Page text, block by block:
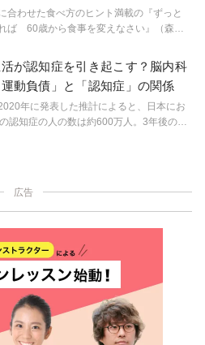
は？
合わせた食べ方のヒント満載の『ずっと
ば 60歳から食事を変えなさい』（森由
かれています。今回はあまり聞き慣れな
イン」という成分と、その増加予防につ
ントをいただきました。ホモシステイン
さまざまな疾患のリスクとなる成分。一
のなのでしょうか？
が認知症を引き起こす？脳内科
動負債」と「認知症」の関係
年に発表した推計によると、日本にお
認知症の人の数は約600万人。3年後の
。誰にでも起こる可能性のある病気と考
とが大事です。そこで日々の日課にウォ
入れてみませんか？ これまで1万人以上
画像を診てきた脳内科医・加藤俊徳先生
をしながらでもできる認知症予防法を伝
した。
広告